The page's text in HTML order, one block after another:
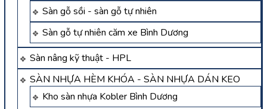
Sàn gỗ sồi - sàn gỗ tự nhiên
Sàn gỗ tự nhiên căm xe Bình Dương
Sàn nâng kỹ thuật - HPL
SÀN NHỰA HÈM KHÓA - SÀN NHỰA DÁN KEO
Kho sàn nhựa Kobler Bình Dương